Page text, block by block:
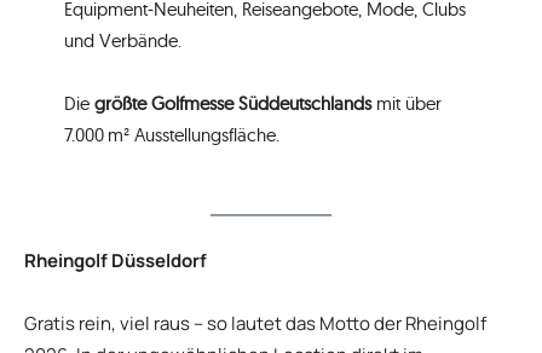
Equipment‑Neuheiten, Reiseangebote, Mode, Clubs
und Verbände.
Die größte Golfmesse Süddeutschlandsmit über
7.000 m² Ausstellungsfläche.
Rheingolf Düsseldorf
Gratis rein, viel raus – so lautet das Motto der Rheingolf